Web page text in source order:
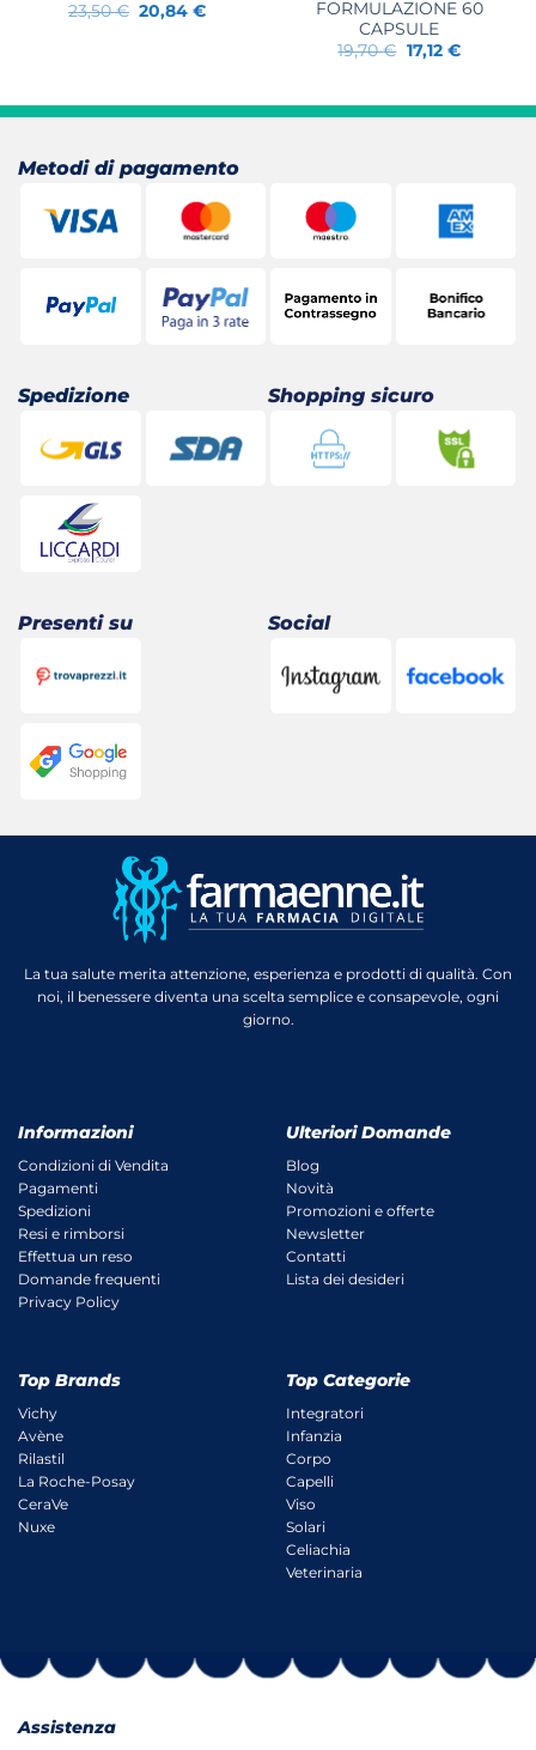
23,50€ Il
prezzo
20,84€Il
FORMULAZIONE 60
CAPSULE
19,70€ Il
prezzo
19,70 €.
17,12 €Il
17,12 €.
Metodi di pagamento
Spedizione Shopping sicuro
Presenti su Social
La tua salute merita attenzione, esperienza e prodotti di qualità. Con
noi, il benessere diventa una scelta semplice e consapevole, ogni
giorno.
Informazioni
Condizioni di Vendita
Pagamenti
Spedizioni
Resi e rimborsi
Effettua un reso
Domande frequenti
Privacy Policy
Ulteriori Domande
Blog
Novità
Promozioni e offerte
Newsletter
Contatti
Lista dei desideri
Top Brands
Vichy
Avène
Rilastil
La Roche-Posay
CeraVe
Nuxe
Top Categorie
Integratori
Infanzia
Corpo
Capelli
Viso
Solari
Celiachia
Veterinaria
Assistenza